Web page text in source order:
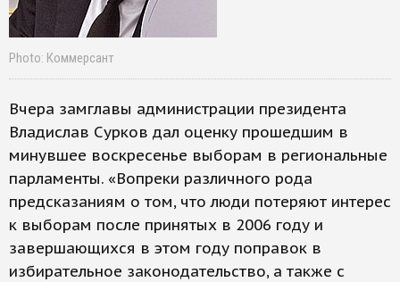
Photo: Коммерсант
Вчера замглавы администрации президента
Владислав Сурков дал оценку прошедшим в
минувшее воскресенье выборам в региональные
парламенты. «Вопреки различного рода
предсказаниям о том, что люди потеряют интерес
к выборам после принятых в 2006 году и
завершающихся в этом году поправок в
избирательное законодательство, а также с